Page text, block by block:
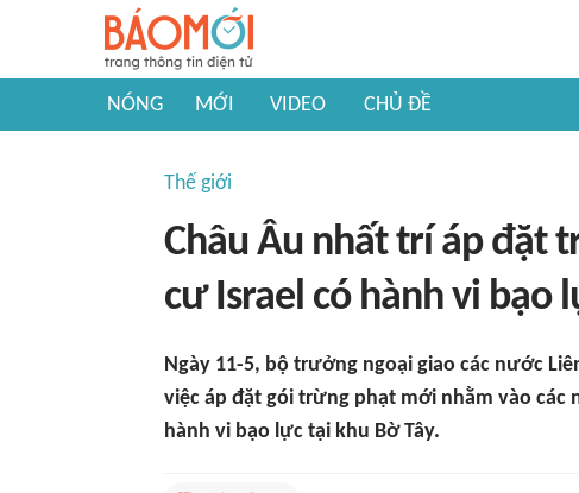
NÓNG MỚI VIDEO CHỦ ĐỀ
Thế giới
Châu Âu nhất trí áp đặt
cư Israel có hành vi bạo
Ngày 11-5, bộ trưởng ngoại giao các nước
việc áp đặt gói trừng phạt mới nhằm vào các
hành vi bạo lực tại khu Bờ Tây.